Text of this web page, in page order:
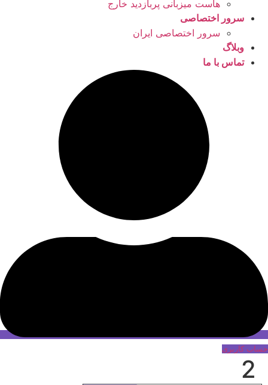
هاست میزبانی پربازدید خارج
سرور اختصاصی
سرور اختصاصی ایران
وبلاگ
تماس با ما
حساب کاربری
2